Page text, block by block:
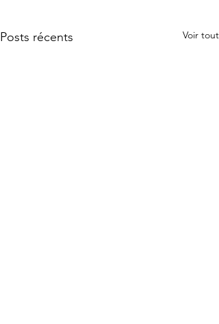
Posts récents Voir tout